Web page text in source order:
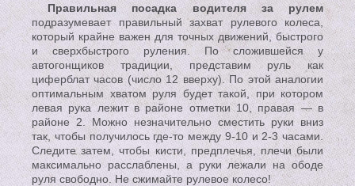
Правильная посадка водителя за рулем
подразумевает правильный захват рулевого колеса,
который крайне важен для точных движений, быстрого
и сверхбыстрого руления. По сложившейся у
автогонщиков традиции, представим руль как
циферблат часов (число 12 вверху). По этой аналогии
оптимальным хватом руля будет такой, при котором
левая рука лежит в районе отметки 10, правая — в
районе 2. Можно незначительно сместить руки вниз
так, чтобы получилось где-то между 9-10 и 2-3 часами.
Следите затем, чтобы кисти, предплечья, плечи были
максимально расслаблены, а руки лежали на ободе
руля свободно. Не сжимайте рулевое колесо!